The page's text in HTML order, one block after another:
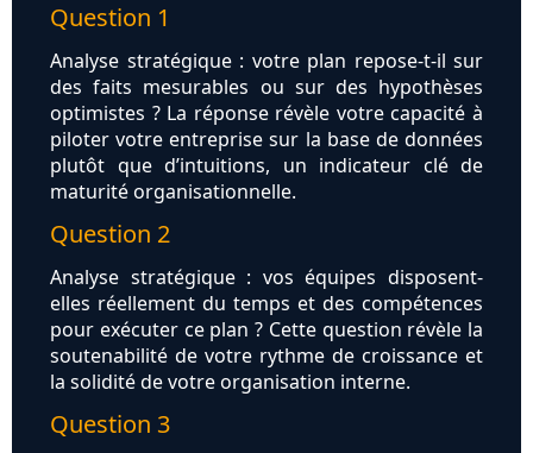
Question 1
Analyse stratégique : votre plan repose-t-il sur
des faits mesurables ou sur des hypothèses
optimistes ? La réponse révèle votre capacité à
piloter votre entreprise sur la base de données
plutôt que d’intuitions, un indicateur clé de
maturité organisationnelle.
Question 2
Analyse stratégique : vos équipes disposent-
elles réellement du temps et des compétences
pour exécuter ce plan ? Cette question révèle la
soutenabilité de votre rythme de croissance et
la solidité de votre organisation interne.
Question 3